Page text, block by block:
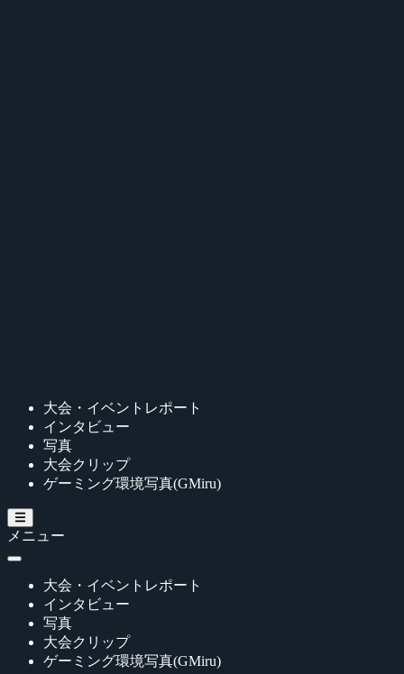
大会・イベントレポート
インタビュー
写真
大会クリップ
ゲーミング環境写真(GMiru)
メニュー
大会・イベントレポート
インタビュー
写真
大会クリップ
ゲーミング環境写真(GMiru)